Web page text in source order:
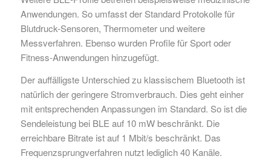
Anwendungen. So umfasst der Standard Protokolle für
Blutdruck-Sensoren, Thermometer und weitere
Messverfahren. Ebenso wurden Profile für Sport oder
Fitness-Anwendungen hinzugefügt.
Der auffälligste Unterschied zu klassischem Bluetooth ist
natürlich der geringere Stromverbrauch. Dies geht einher
mit entsprechenden Anpassungen im Standard. So ist die
Sendeleistung bei BLE auf 10 mW beschränkt. Die
erreichbare Bitrate ist auf 1 Mbit/s beschränkt. Das
Frequenzsprungverfahren nutzt lediglich 40 Kanäle.